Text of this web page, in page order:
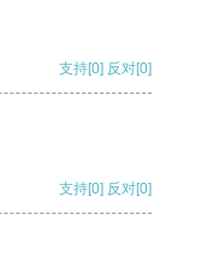
支持[0] 反对[0]
支持[0] 反对[0]